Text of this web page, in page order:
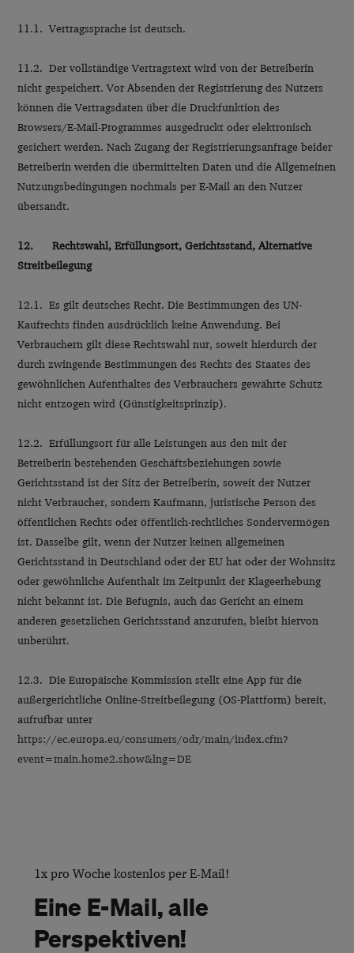
11.1. Vertragssprache ist deutsch.
11.2. Der vollständige Vertragstext wird von der Betreiberin
nicht gespeichert. Vor Absenden der Registrierung des Nutzers
können die Vertragsdaten über die Druckfunktion des
Browsers/E-Mail-Programmes ausgedruckt oder elektronisch
gesichert werden. Nach Zugang der Registrierungsanfrage beider
Betreiberin werden die übermittelten Daten und die Allgemeinen
Nutzungsbedingungen nochmals per E-Mail an den Nutzer
übersandt.
12. Rechtswahl, Erfüllungsort, Gerichtsstand, Alternative
Streitbeilegung
12.1. Es gilt deutsches Recht. Die Bestimmungen des UN-
Kaufrechts finden ausdrücklich keine Anwendung. Bei
Verbrauchern gilt diese Rechtswahl nur, soweit hierdurch der
durch zwingende Bestimmungen des Rechts des Staates des
gewöhnlichen Aufenthaltes des Verbrauchers gewährte Schutz
nicht entzogen wird (Günstigkeitsprinzip).
12.2. Erfüllungsort für alle Leistungen aus den mit der
Betreiberin bestehenden Geschäftsbeziehungen sowie
Gerichtsstand ist der Sitz der Betreiberin, soweit der Nutzer
nicht Verbraucher, sondern Kaufmann, juristische Person des
öffentlichen Rechts oder öffentlich-rechtliches Sondervermögen
ist. Dasselbe gilt, wenn der Nutzer keinen allgemeinen
Gerichtsstand in Deutschland oder der EU hat oder der Wohnsitz
oder gewöhnliche Aufenthalt im Zeitpunkt der Klageerhebung
nicht bekannt ist. Die Befugnis, auch das Gericht an einem
anderen gesetzlichen Gerichtsstand anzurufen, bleibt hiervon
unberührt.
12.3. Die Europäische Kommission stellt eine App für die
außergerichtliche Online-Streitbeilegung (OS-Plattform) bereit,
aufrufbar unter
https://ec.europa.eu/consumers/odr/main/index.cfm?
event=main.home2.show&lng=DE
1x pro Woche kostenlos per E-Mail!
Eine E-Mail, alle
Perspektiven!